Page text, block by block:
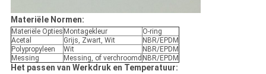
Materiële Normen:
Materiële Opties Montagekleur
O-ring
Acetal
Grijs, Zwart, Wit
NBR/EPDM
Polypropyleen
Wit
NBR/EPDM
Messing
Messing, of verchroomd NBR/EPDM
Het passen van Werkdruk en Temperatuur: